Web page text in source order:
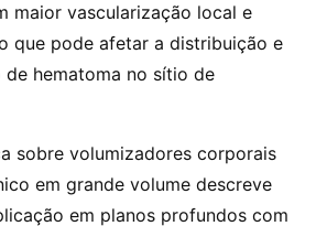
maior vascularização local e
que pode afetar a distribuição e
hematoma no sítio de
sobre volumizadores corporais
em grande volume descreve
em planos profundos com